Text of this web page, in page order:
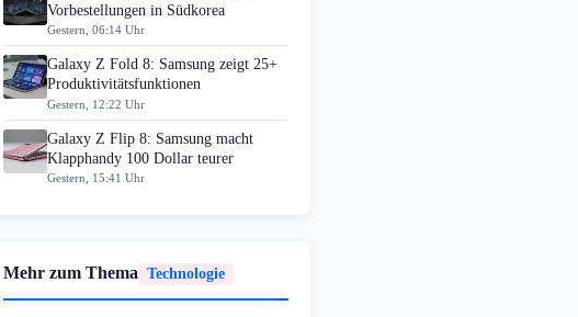
Vorbestellungen in Südkorea
Gestern, 06:14 Uhr
Galaxy Z Fold 8: Samsung zeigt 25+
Produktivitätsfunktionen
Gestern, 12:22 Uhr
Galaxy Z Flip 8: Samsung macht
Klapphandy 100 Dollar teurer
Gestern, 15:41 Uhr
Mehr zum Thema Technologie